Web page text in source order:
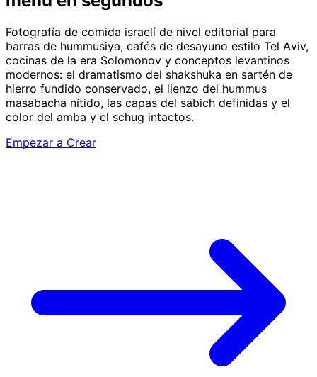
Fotografía de comida israelí de nivel editorial para
barras de hummusiya, cafés de desayuno estilo Tel Aviv,
cocinas de la era Solomonov y conceptos levantinos
modernos: el dramatismo del shakshuka en sartén de
hierro fundido conservado, el lienzo del hummus
masabacha nítido, las capas del sabich definidas y el
color del amba y el schug intactos.
Empezar a Crear